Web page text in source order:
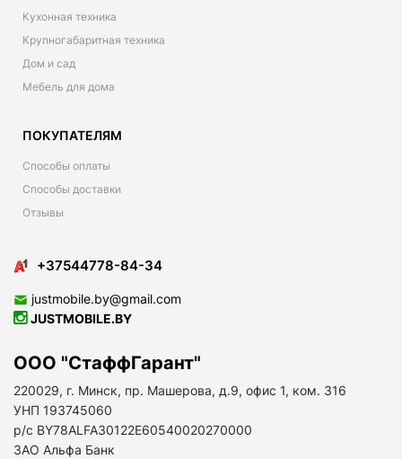
Кухонная техника
Крупногабаритная техника
Дом и сад
Мебель для дома
ПОКУПАТЕЛЯМ
Способы оплаты
Способы доставки
Отзывы
+37544778-84-34
justmobile.by@gmail.com
JUSTMOBILE.BY
ООО "СтаффГарант"
220029, г. Минск, пр. Машерова, д.9, офис 1, ком. 316
УНП 193745060
р/с BY78ALFA30122E60540020270000
ЗАО Альфа Банк